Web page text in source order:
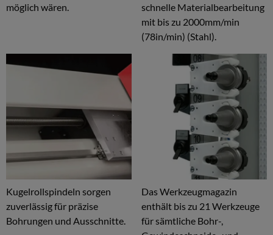
möglich wären.
schnelle Materialbearbeitung
mit bis zu 2000mm/min
(78in/min) (Stahl).
Kugelrollspindeln sorgen
zuverlässig für präzise
Bohrungen und Ausschnitte.
Das Werkzeugmagazin
enthält bis zu 21 Werkzeuge
für sämtliche Bohr-,